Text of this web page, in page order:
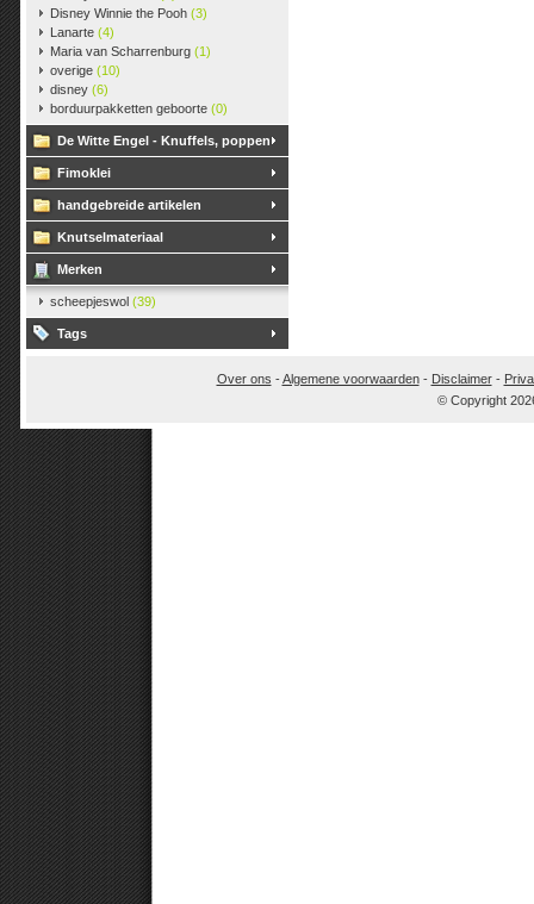
Disney Winnie the Pooh (3)
Lanarte (4)
Maria van Scharrenburg (1)
overige (10)
disney (6)
borduurpakketten geboorte (0)
De Witte Engel - Knuffels, poppen
Fimoklei
handgebreide artikelen
Knutselmateriaal
Merken
scheepjeswol (39)
Tags
Over ons -Algemene voorwaarden- Disclaimer-
© Copyright